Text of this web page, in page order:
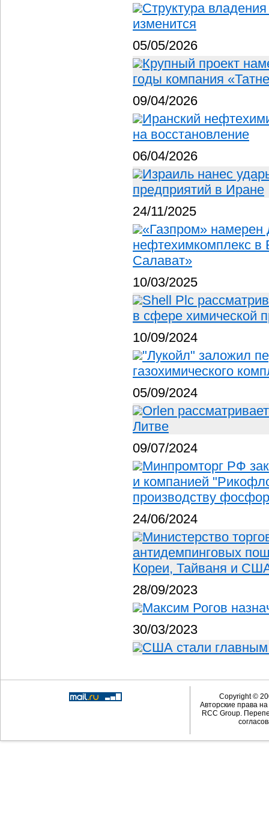
Структура
изменится
05/05/2026
Крупный проект
годы компания
09/04/2026
Иранский
на восстановление
06/04/2026
Израиль нанес
предприятий в Иране
24/11/2025
«Газпром» намерен
нефтехимкомплекс в
Салават»
10/03/2025
Shell Plc
в сфере химической
10/09/2024
"Лукойл" заложил
газохимического
05/09/2024
Orlen
Литве
09/07/2024
Минпромторг РФ
и компанией
производству
24/06/2024
Министерство
антидемпинговых
Кореи, Тайваня и
28/09/2023
Максим Рогов
30/03/2023
США стали главным
Copyright ©
Авторские права
RCC Group.